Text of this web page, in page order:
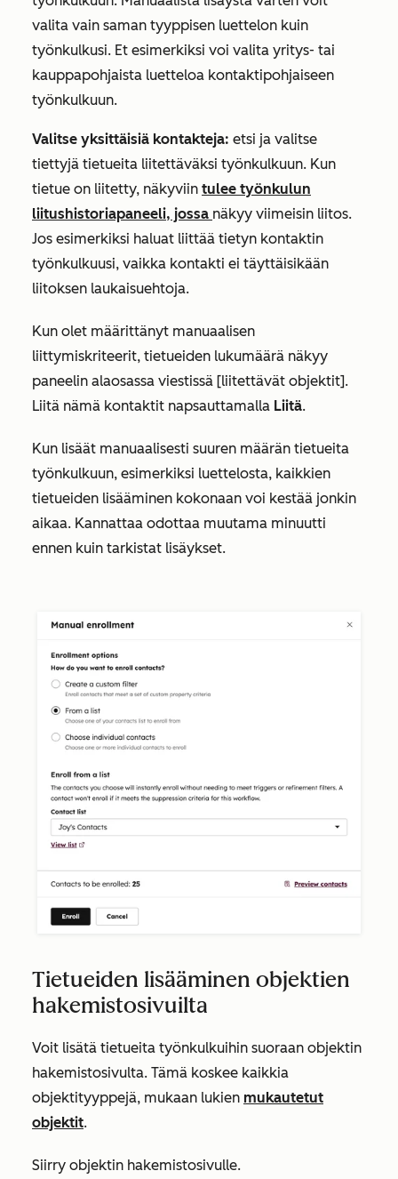
valita vain saman tyyppisen luettelon kuin
työnkulkusi. Et esimerkiksi voi valita yritys- tai
kauppapohjaista luetteloa kontaktipohjaiseen
työnkulkuun.
Valitse yksittäisiä kontakteja: etsi ja valitse
tiettyjä tietueita liitettäväksi työnkulkuun. Kun
tietue on liitetty, näkyviin tulee työnkulun
liitushistoriapaneeli, jossa näkyy viimeisin liitos.
Jos esimerkiksi haluat liittää tietyn kontaktin
työnkulkuusi, vaikka kontakti ei täyttäisikään
liitoksen laukaisuehtoja.
Kun olet määrittänyt manuaalisen
liittymiskriteerit, tietueiden lukumäärä näkyy
paneelin alaosassa viestissä [liitettävät objektit].
Liitä nämä kontaktit napsauttamalla Liitä.
Kun lisäät manuaalisesti suuren määrän tietueita
työnkulkuun, esimerkiksi luettelosta, kaikkien
tietueiden lisääminen kokonaan voi kestää jonkin
aikaa. Kannattaa odottaa muutama minuutti
ennen kuin tarkistat lisäykset.
Tietueiden lisääminen objektien
hakemistosivuilta
Voit lisätä tietueita työnkulkuihin suoraan objektin
hakemistosivulta. Tämä koskee kaikkia
objektityyppejä, mukaan lukien mukautetut
objektit.
Siirry objektin hakemistosivulle.